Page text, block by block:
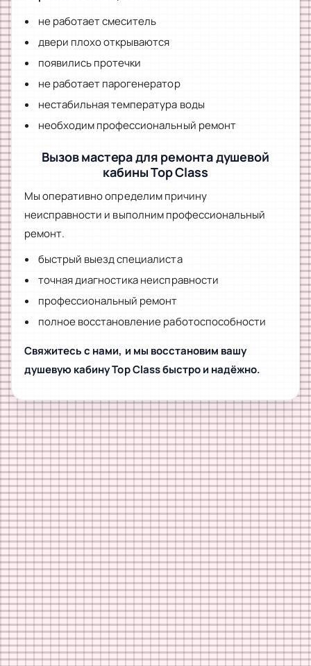
не работает смеситель
двери плохо открываются
появились протечки
не работает парогенератор
нестабильная температура воды
необходим профессиональный ремонт
Вызов мастера для ремонта душевой
кабины Top Class
Мы оперативно определим причину
неисправности и выполним профессиональный
ремонт.
быстрый выезд специалиста
точная диагностика неисправности
профессиональный ремонт
полное восстановление работоспособности
Свяжитесь с нами, и мы восстановим вашу
душевую кабину Top Class быстро и надёжно.